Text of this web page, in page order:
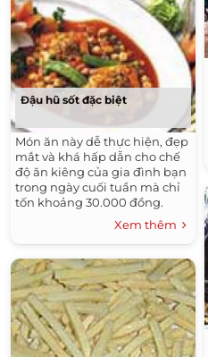
của họ cũng có một phong
cách riêng mang đậm nét
Việt.
Đậu hũ sốt đặc biệt
Món ăn này dễ thực hiện, đẹp
mắt và khá hấp dẫn cho chế
độ ăn kiêng của gia đình bạn
trong ngày cuối tuần mà chỉ
tốn khoảng 30.000 đồng.
Xem thêm